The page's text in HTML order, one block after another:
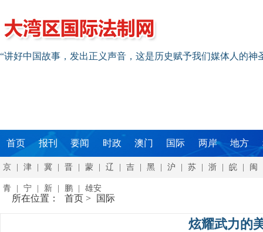
“讲好中国故事，发出正义声音，这是历史赋予我们媒体人的
首页 报刊 要闻 时政 澳门 国际 两岸 地方
京 津 冀 晋 蒙 辽 吉 黑 沪 苏 浙 皖 闽
青 宁 新 鹏 雄安
所在位置： 首页 > 国际
炫耀武力的